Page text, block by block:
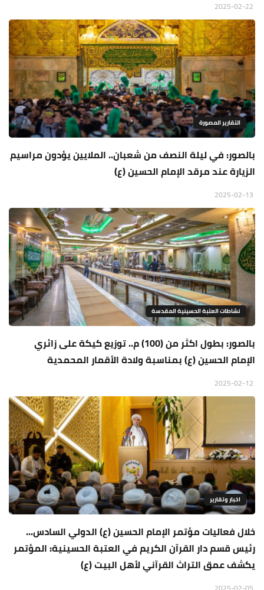
التقارير المصورة
بالصور: في ليلة النصف من شعبان.. الملايين يؤدون مراسيم
الزيارة عند مرقد الإمام الحسين (ع)
نشاطات العتبة الحسينية المقدسة
بالصور: بطول اكثر من (100) م.. توزيع كيكة على زائري
الإمام الحسين (ع) بمناسبة ولادة الأقمار المحمدية
اخبار وتقارير
خلال فعاليات مؤتمر الإمام الحسين (ع) الدولي السادس...
رئيس قسم دار القرآن الكريم في العتبة الحسينية: المؤتمر
يكشف عمق التراث القرآني لأهل البيت (ع)